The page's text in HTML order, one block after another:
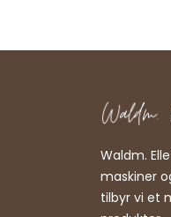
Waldm.
maskiner
tilbyr vi et